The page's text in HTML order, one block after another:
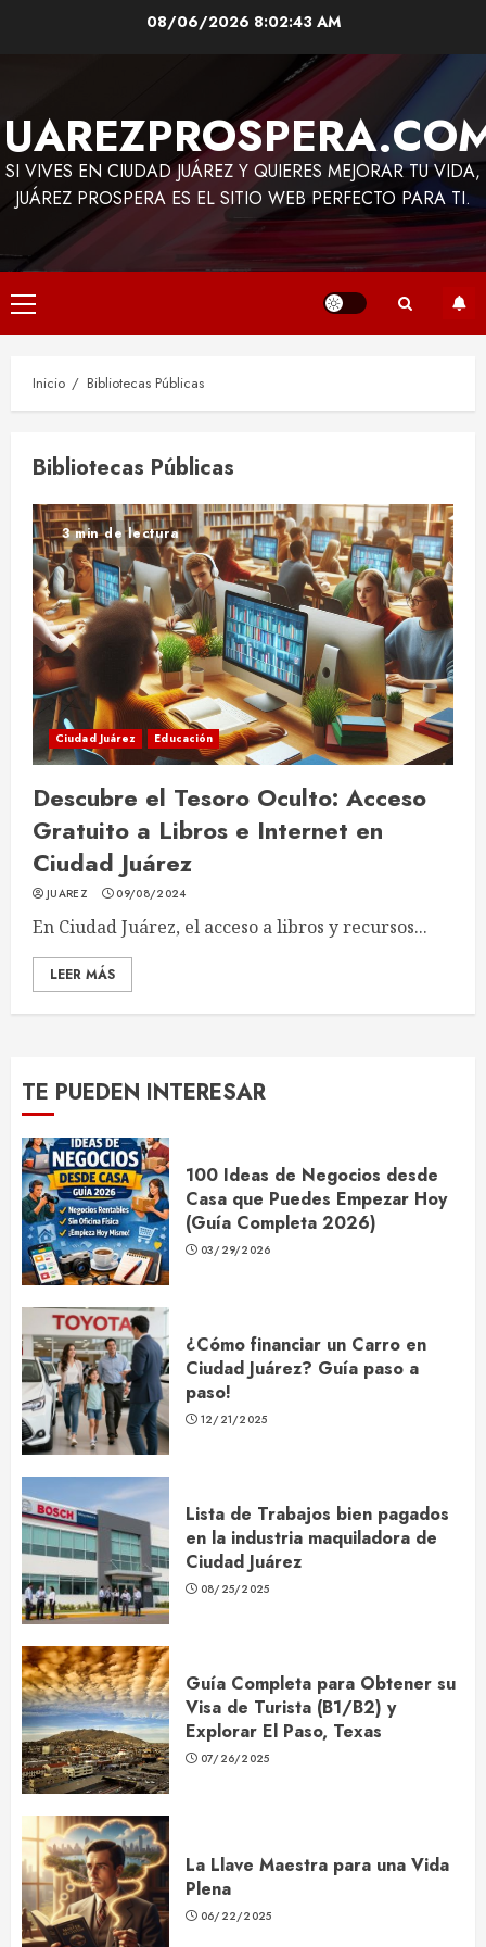
08/06/2026 8:02:44 AM
SI VIVES EN CIUDAD JUÁREZ Y QUIERES MEJORAR TU VIDA,
JUÁREZ PROSPERA ES EL SITIO WEB PERFECTO PARA TI.
Menú
principal
Inicio Bibliotecas Públicas
Bibliotecas Públicas
3 min de lectura
Ciudad Juárez Educación
Descubre el Tesoro Oculto: Acceso
Gratuito a Libros e Internet en
Ciudad Juárez
JUAREZ 09/08/2024
En Ciudad Juárez, el acceso a libros y recursos...
LEER MÁS
TE PUEDEN INTERESAR
100 Ideas de Negocios desde
Casa que Puedes Empezar Hoy
(Guía Completa 2026)
03/29/2026
¿Cómo financiar un Carro en
Ciudad Juárez? Guía paso a
paso!
12/21/2025
Lista de Trabajos bien pagados
en la industria maquiladora de
Ciudad Juárez
08/25/2025
Guía Completa para Obtener su
Visa de Turista (B1/B2) y
Explorar El Paso, Texas
07/26/2025
La Llave Maestra para una Vida
Plena
06/22/2025